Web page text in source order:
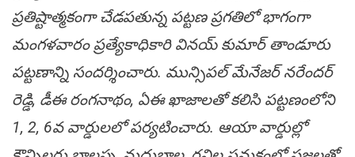
ప్రతిష్టాత్మకంగా చేడపతున్న పట్టణ ప్రగతిలో భాగంగా
మంగళవారం ప్రత్యేకాధికారి వినయ్ కుమార్ తాండూరు
పట్టణాన్ని సందర్శించారు. మున్సిపల్ మేనేజర్ నరేందర్
రెడ్డి, డీఈ రంగనాథం, ఏఈ ఖాజాలతో కలిసి పట్టణంలోని
1, 2, 6వ వార్డులలో పర్యటించారు. ఆయా వార్డుల్లో